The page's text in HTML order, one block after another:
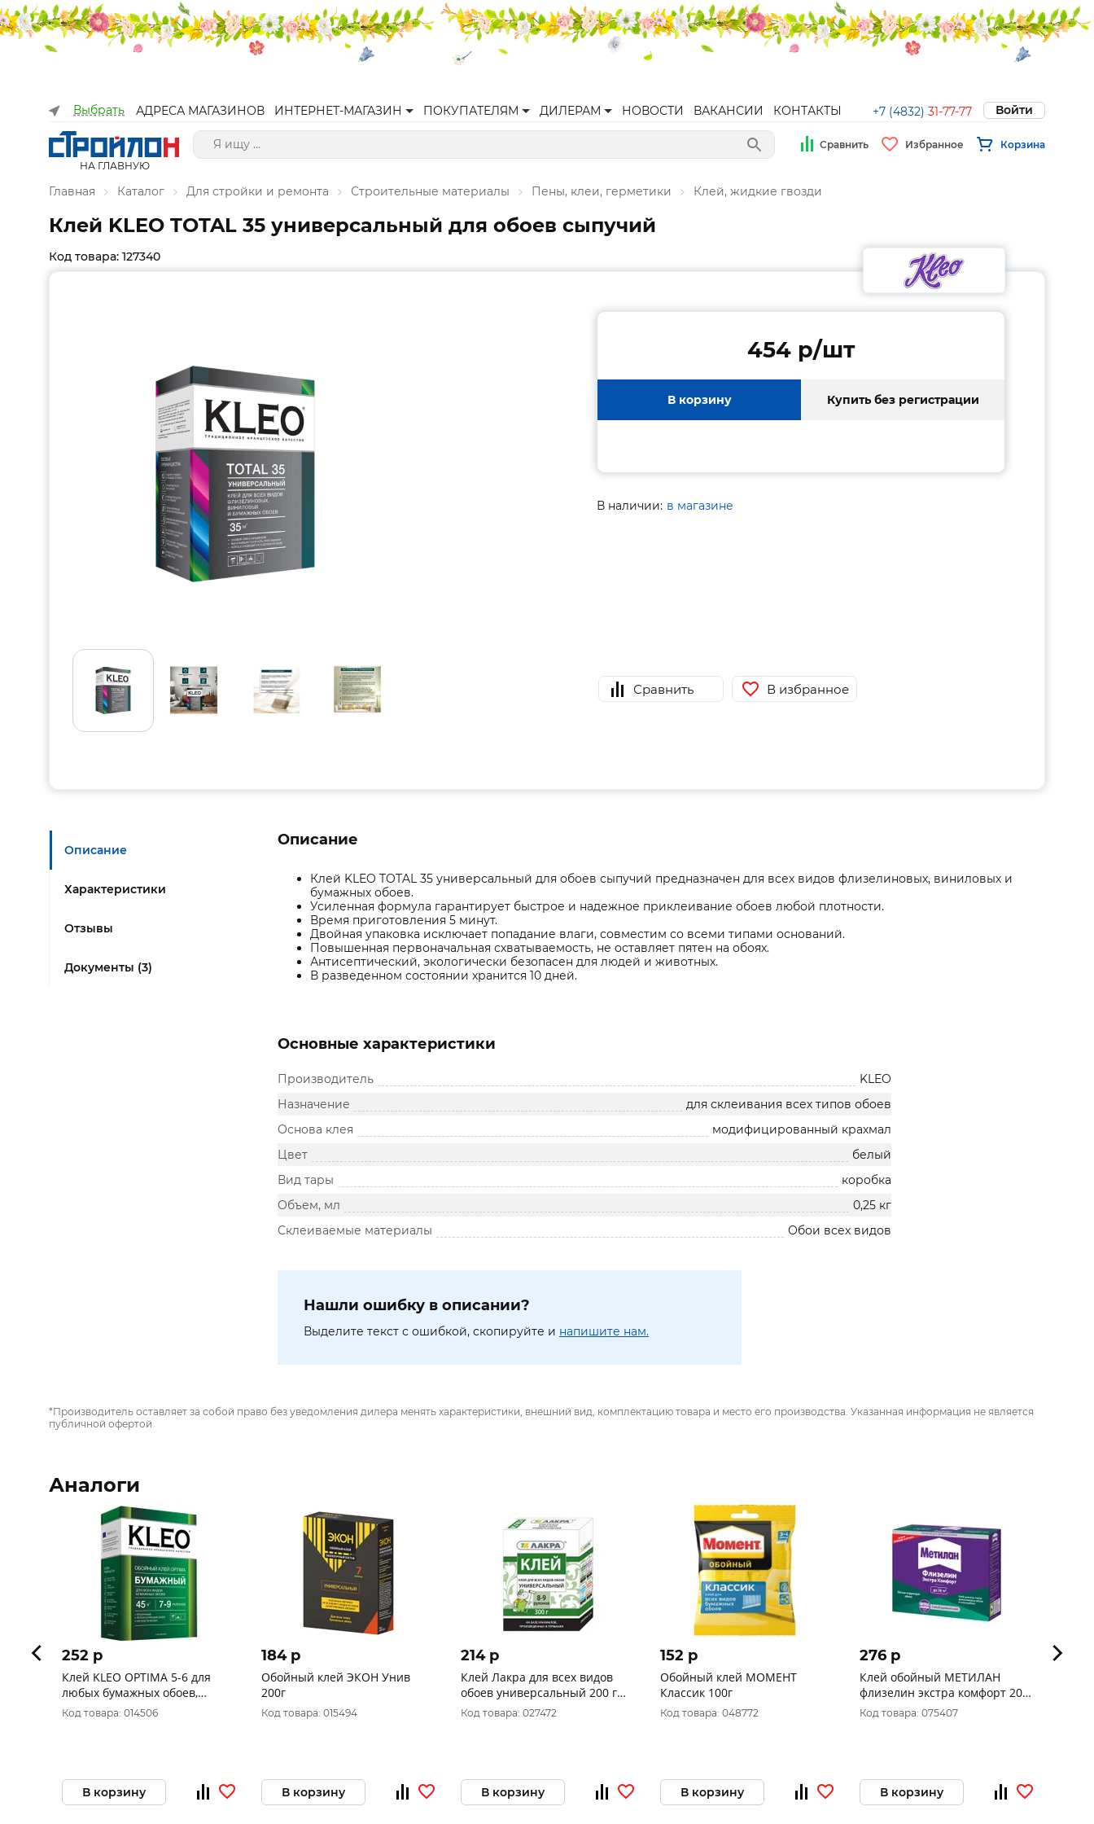
Выбрать АДРЕСА МАГАЗИНОВ ИНТЕРНЕТ-МАГАЗИН ПОКУПАТЕЛЯМ ДИЛЕРАМ НОВОСТИ ВАКАНСИИ КОНТАКТЫ +7 (4832) 31-77-77 Войти
НА ГЛАВНУЮ
Сравнить Избранное Корзина
Главная Каталог Для стройки и ремонта Строительные материалы Пены, клеи, герметики Клей, жидкие гвозди
Клей KLEO TOTAL 35 универсальный для обоев сыпучий
Код товара: 127340
454 p/шт
В корзину Купить без регистрации
В наличии: в магазине
Сравнить В избранное
Описание
Характеристики
Отзывы
Документы (3)
Описание
Клей KLEO TOTAL 35 универсальный для обоев сыпучий предназначен для всех видов флизелиновых, виниловых и
бумажных обоев.
Усиленная формула гарантирует быстрое и надежное приклеивание обоев любой плотности.
Время приготовления 5 минут.
Двойная упаковка исключает попадание влаги, совместим со всеми типами оснований.
Повышенная первоначальная схватываемость, не оставляет пятен на обоях.
Антисептический, экологически безопасен для людей и животных.
В разведенном состоянии хранится 10 дней.
Основные характеристики
Производитель
KLEO
Назначение
для склеивания всех типов обоев
Основа клея
модифицированный крахмал
Цвет
белый
Вид тары
коробка
Объем, мл
0,25 кг
Склеиваемые материалы
Обои всех видов
Нашли ошибку в описании?
Выделите текст с ошибкой, скопируйте и напишите нам.
*Производитель оставляет за собой право без уведомления дилера менять характеристики, внешний вид, комплектацию товара и место его производства. Указанная информация не является
публичной офертой
Аналоги
252 p
Клей KLEO OPTIMA 5-6 для
любых бумажных обоев,
сыпучий
Код товара: 014506
В корзину
184 p
Обойный клей ЭКОН Унив
200г
Код товара: 015494
В корзину
214 p
Клей Лакра для всех видов
обоев универсальный 200 г
0007866
Код товара: 027472
В корзину
152 p
Обойный клей МОМЕНТ
Классик 100г
Код товара: 048772
В корзину
276 p
Клей обойный МЕТИЛАН
флизелин экстра комфорт 200
г (1/24) Хенкель
Код товара: 075407
В корзину
710